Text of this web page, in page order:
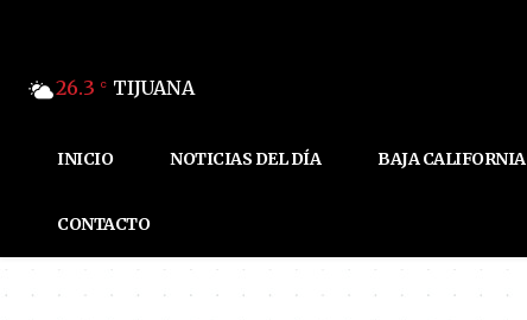
26.3 C TIJUANA
INICIO NOTICIAS DEL DÍA BAJA CALIFORNIA
CONTACTO